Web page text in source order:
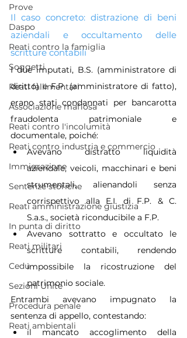
Prove
Daspo
Reati contro la famiglia
Soggetti
Reati fallimentari
Associazione mafiosa
Reati contro l'incolumità
Reati contro industria e commercio
Immigrazione
Sentenze storiche
Reati amministrazione giustizia
In punta di diritto
Reati militari
Cedu
Sezioni Unite
Procedura penale
Reati ambientali
Il caso concreto: distrazione di beni
aziendali e occultamento delle
scritture contabili
I due imputati, B.S. (amministratore di
diritto) e F.P. (amministratore di fatto),
erano stati condannati per bancarotta
fraudolenta patrimoniale e
documentale, poiché:
Avevano distratto liquidità
aziendale, veicoli, macchinari e beni
strumentali, alienandoli senza
corrispettivo alla E.I. di F.P. & C.
S.a.s., società riconducibile a F.P.
Avevano sottratto e occultato le
scritture contabili, rendendo
impossibile la ricostruzione del
patrimonio sociale.
Entrambi avevano impugnato la
sentenza di appello, contestando:
il mancato accoglimento della